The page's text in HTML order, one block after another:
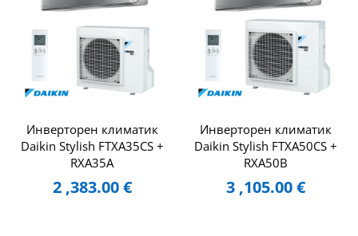
Инверторен климатик
Daikin Stylish FTXA35CS +
RXA35A
2 ,383.00€
Инверторен климатик
Daikin Stylish FTXA50CS +
RXA50B
3 ,105.00€